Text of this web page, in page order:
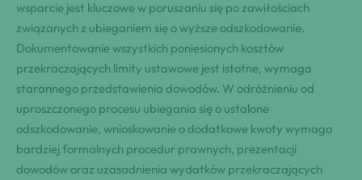
wsparcie jest kluczowe w poruszaniu się po zawiłościach
związanych z ubieganiem się o wyższe odszkodowanie.
Dokumentowanie wszystkich poniesionych kosztów
przekraczających limity ustawowe jest istotne, wymaga
starannego przedstawienia dowodów. W odróżnieniu od
uproszczonego procesu ubiegania się o ustalone
odszkodowanie, wnioskowanie o dodatkowe kwoty wymaga
bardziej formalnych procedur prawnych, prezentacji
dowodów oraz uzasadnienia wydatków przekraczających